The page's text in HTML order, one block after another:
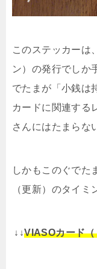
このステッカーは
ン）の発行でしか
でたまが「小銭は
カードに関連する
さんにはたまらな
しかもこのぐでた
（更新）のタイミ
↓↓VIASOカード